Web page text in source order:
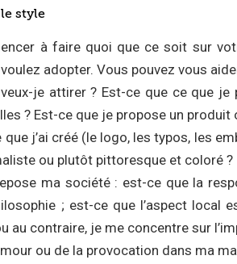
style
à faire quoi que ce soit sur
adopter. Vous pouvez vous
je attirer ? Est-ce que ce que
? Est-ce que je propose un produit
j’ai créé (le logo, les typos, les
ou plutôt pittoresque et coloré ?
ma société : est-ce que la
; est-ce que l’aspect local
au contraire, je me concentre sur
ou de la provocation dans ma